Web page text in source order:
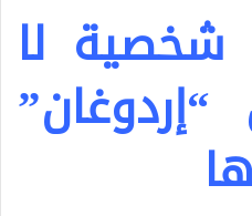
شخصية لا